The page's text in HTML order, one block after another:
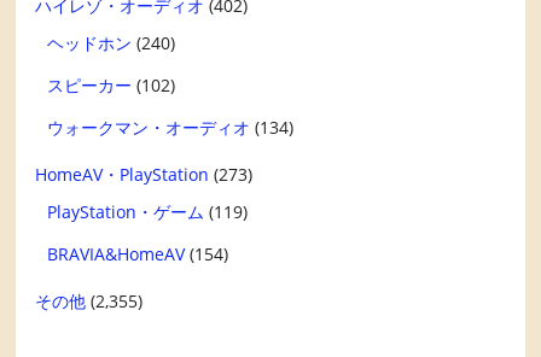
ハイレゾ・オーディオ (402)
ヘッドホン (240)
スピーカー (102)
ウォークマン・オーディオ (134)
HomeAV・PlayStation (273)
PlayStation・ゲーム (119)
BRAVIA&HomeAV(154)
その他 (2,355)